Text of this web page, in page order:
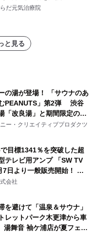
だ元気治療院
と見る
の湯が登場！ 「サウナのあ
PEANUTS」第2弾 渋谷
「改良湯」と期間限定のコ
ョン サウナイキタイコラ
発売決定！
ー・クリエイティブプロダクツ
目標1341％を突破した超
テレビ用アンプ 「SW TV
7日より一般販売開始！ ケ
なぐだけ、テレビの音が
に
会社
を避けて「温泉＆サウナ」
レットパーク木更津から車
舞音 袖ケ浦店が夏フェア